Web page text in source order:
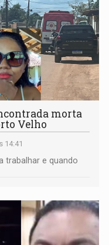
morta
Velho
14:41
trabalhar e quando